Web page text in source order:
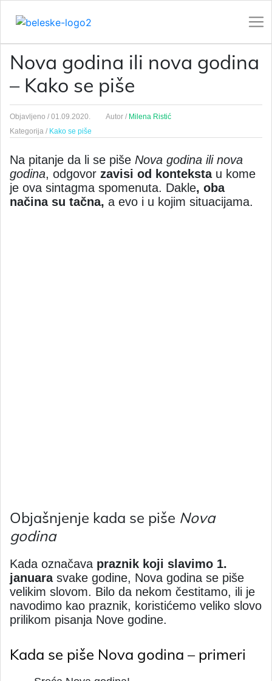
Nova godina ili nova godina
– Kako se piše
Objavljeno / 01.09.2020. Autor / Milena Ristić
Kategorija / Kako se piše
Na pitanje da li se piše Nova godina ili nova
godina, odgovor zavisi od kontekstau kome
je ova sintagma spomenuta. Dakle, oba
načina su tačna, a evo i u kojim situacijama.
Objašnjenje kada se piše Nova
godina
Kada označava praznik koji slavimo 1.
januarasvake godine, Nova godina se piše
velikim slovom. Bilo da nekom čestitamo, ili je
navodimo kao praznik, koristićemo veliko slovo
prilikom pisanja Nove godine.
Kada se piše Nova godina – primeri